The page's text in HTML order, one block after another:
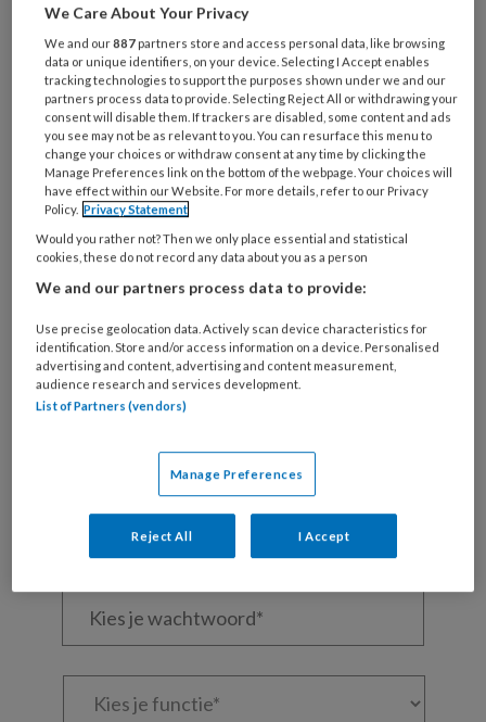
soort kinderen. In dit nummer: het
verhaal van Fareed (niet zijn echte
naam).
Over
REGISTREREN
Maak gratis een account aan en lees 2
artikelen gratis per maand
Kies
Kies
We Care About Your Privacy
We and our887 partners store and access personal data, like browsing
data or unique identifiers, on your device. Selecting I Accept enables
tracking technologies to support the purposes shown under we and our
partners process data to provide. Selecting Reject All or withdrawing your
consent will disable them. If trackers are disabled, some content and ads
you see may not be as relevant to you. You can resurface this menu to
change your choices or withdraw consent at any time by clicking the
Manage Preferences link on the bottom of the webpage. Your choices will
have effect within our Website. For more details, refer to our Privacy
Policy. Privacy Statement
Would you rather not? Then we only place essential and statistical
cookies, these do not record any data about you as a person
We and our partners process data to provide:
Use precise geolocation data. Actively scan device characteristics for
identification. Store and/or access information on a device. Personalised
advertising and content, advertising and content measurement,
audience research and services development.
List of Partners (vendors)
Manage Preferences
Reject All I Accept